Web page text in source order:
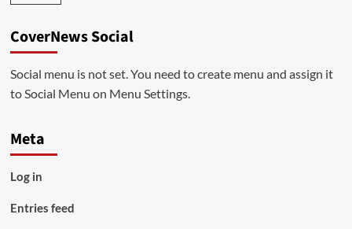
CoverNews Social
Social menu is not set. You need to create menu and assign it
to Social Menu on Menu Settings.
Meta
Log in
Entries feed